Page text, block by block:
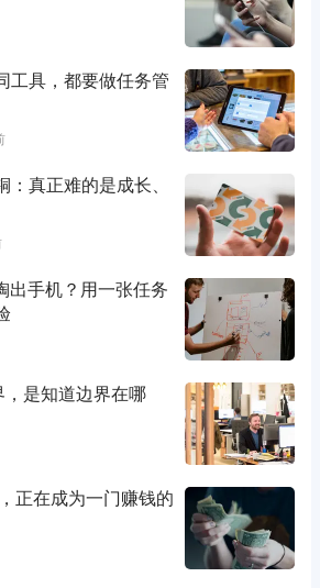
工具，都要做任务管
真正难的是成长、
出手机？用一张任务
，是知道边界在哪
正在成为一门赚钱的